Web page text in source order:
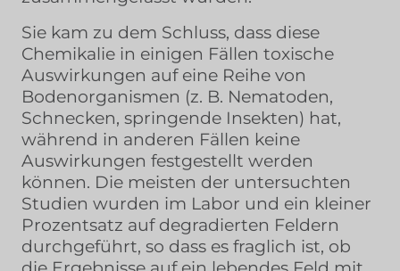
Sie kam zu dem Schluss, dass diese
Chemikalie in einigen Fällen toxische
Auswirkungen auf eine Reihe von
Bodenorganismen (z. B. Nematoden,
Schnecken, springende Insekten) hat,
während in anderen Fällen keine
Auswirkungen festgestellt werden
können. Die meisten der untersuchten
Studien wurden im Labor und ein kleiner
Prozentsatz auf degradierten Feldern
durchgeführt, so dass es fraglich ist, ob